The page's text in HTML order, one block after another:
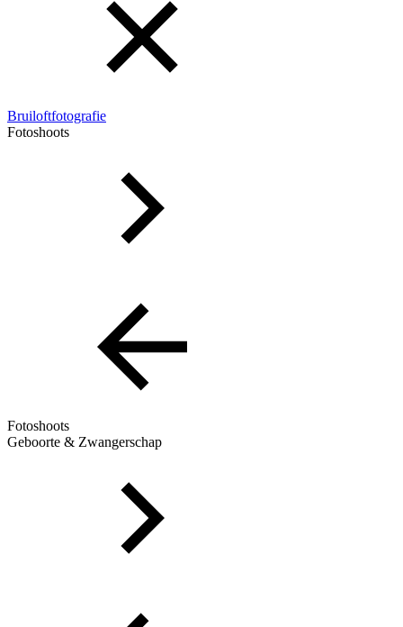
Bruiloftfotografie
Fotoshoots
Fotoshoots
Geboorte & Zwangerschap